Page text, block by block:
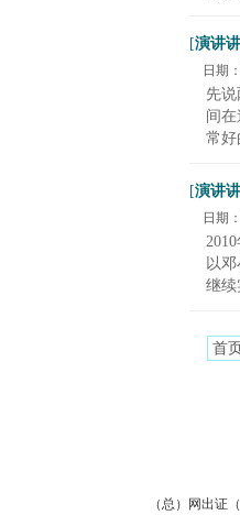
[演讲
日期：
先
间
常好
[演讲
日期：
以
继续
首
（总）网出证